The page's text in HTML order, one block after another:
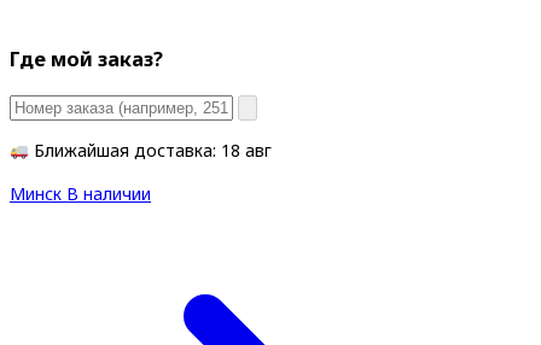
Где мой заказ?
Ближайшая доставка: 18 авг
Минск В наличии